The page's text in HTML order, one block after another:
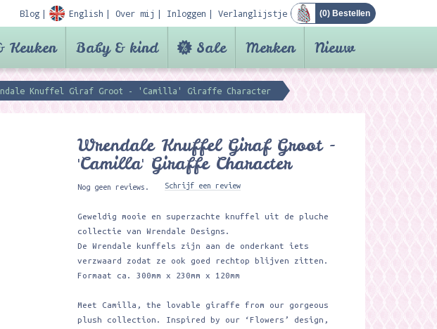
Blog English Over mij Inloggen Verlanglijstje (0) Bestellen
Keuken Baby & kind Sale Merken Nieuw
Knuffel Giraf Groot - 'Camilla' Giraffe Character
Wrendale Knuffel Giraf Groot -
'Camilla' Giraffe Character ​
Nog geen reviews. Schrijf een review
Geweldig mooie en superzachte knuffel uit de pluche
collectie van Wrendale Designs.
De Wrendale kunffels zijn aan de onderkant iets
verzwaard zodat ze ook goed rechtop blijven zitten.
Formaat ca. 300mm x 230mm x 120mm
Meet Camilla, the lovable giraffe from our gorgeous
plush collection. Inspired by our ‘Flowers’ design,